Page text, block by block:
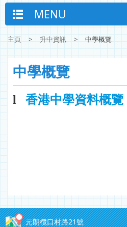
MENU
主頁 > 升中資訊 > 中學概覽
中學概覽
l 香港中學資料概覽
元朗欖口村路21號